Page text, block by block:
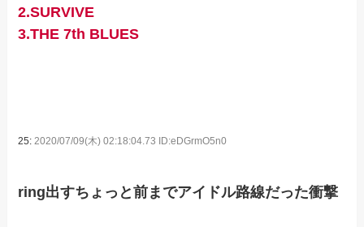
2.SURVIVE
3.THE 7th BLUES
25:2020/07/09(木) 02:18:04.73 ID:eDGrmO5n0
ring出すちょっと前までアイドル路線だった衝撃